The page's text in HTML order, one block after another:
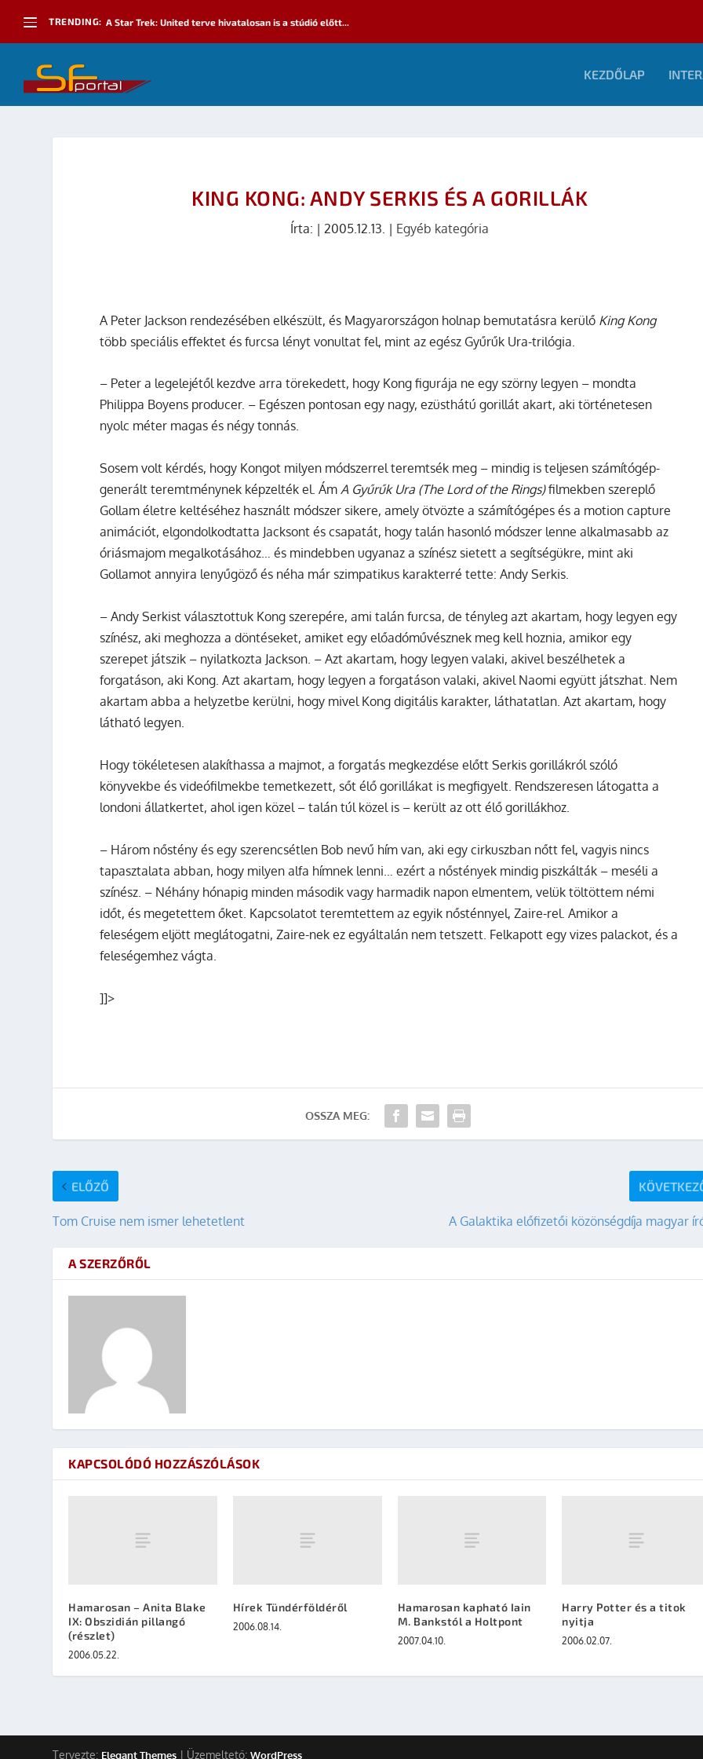
TRENDING: A Star Trek: United terve hivatalosan is a stúdió előtt...
KEZDŐLAP
KING KONG: ANDY SERKIS ÉS A GORILLÁK
Írta: |2005.12.13. | Egyéb kategória
A Peter Jackson rendezésében elkészült, és Magyarországon holnap bemutatásra kerülő King Kong
több speciális effektet és furcsa lényt vonultat fel, mint az egész Gyűrűk Ura-trilógia.
– Peter a legelejétől kezdve arra törekedett, hogy Kong figurája ne egy szörny legyen – mondta
Philippa Boyens producer. – Egészen pontosan egy nagy, ezüsthátú gorillát akart, aki történetesen
nyolc méter magas és négy tonnás.
Sosem volt kérdés, hogy Kongot milyen módszerrel teremtsék meg – mindig is teljesen számítógép-
generált teremtménynek képzelték el. Ám A Gyűrűk Ura (The Lord of the Rings)filmekben szereplő
Gollam életre keltéséhez használt módszer sikere, amely ötvözte a számítógépes és a motion capture
animációt, elgondolkodtatta Jacksont és csapatát, hogy talán hasonló módszer lenne alkalmasabb az
óriásmajom megalkotásához… és mindebben ugyanaz a színész sietett a segítségükre, mint aki
Gollamot annyira lenyűgöző és néha már szimpatikus karakterré tette: Andy Serkis.
– Andy Serkist választottuk Kong szerepére, ami talán furcsa, de tényleg azt akartam, hogy legyen egy
színész, aki meghozza a döntéseket, amiket egy előadóművésznek meg kell hoznia, amikor egy
szerepet játszik – nyilatkozta Jackson. – Azt akartam, hogy legyen valaki, akivel beszélhetek a
forgatáson, aki Kong. Azt akartam, hogy legyen a forgatáson valaki, akivel Naomi együtt játszhat. Nem
akartam abba a helyzetbe kerülni, hogy mivel Kong digitális karakter, láthatatlan. Azt akartam, hogy
látható legyen.
Hogy tökéletesen alakíthassa a majmot, a forgatás megkezdése előtt Serkis gorillákról szóló
könyvekbe és videófilmekbe temetkezett, sőt élő gorillákat is megfigyelt. Rendszeresen látogatta a
londoni állatkertet, ahol igen közel – talán túl közel is – került az ott élő gorillákhoz.
– Három nőstény és egy szerencsétlen Bob nevű hím van, aki egy cirkuszban nőtt fel, vagyis nincs
tapasztalata abban, hogy milyen alfa hímnek lenni… ezért a nőstények mindig piszkálták – meséli a
színész. – Néhány hónapig minden második vagy harmadik napon elmentem, velük töltöttem némi
időt, és megetettem őket. Kapcsolatot teremtettem az egyik nősténnyel, Zaire-rel. Amikor a
feleségem eljött meglátogatni, Zaire-nek ez egyáltalán nem tetszett. Felkapott egy vizes palackot, és a
feleségemhez vágta.
]]>
OSSZA MEG:
ELŐZŐ
Tom Cruise nem ismer lehetetlent A Galaktika előfizetői közönségdíja magyar
A SZERZŐRŐL
KAPCSOLÓDÓ HOZZÁSZÓLÁSOK
Hamarosan – Anita Blake
IX: Obszidián pillangó
(részlet)
2006.05.22.
Hírek Tündérföldéről
2006.08.14.
Hamarosan kapható Iain
M. Bankstól a Holtpont
2007.04.10.
Harry Potter és a titok
nyitja
2006.02.07.
Tervezte: Elegant Themes | Üzemeltető:WordPress